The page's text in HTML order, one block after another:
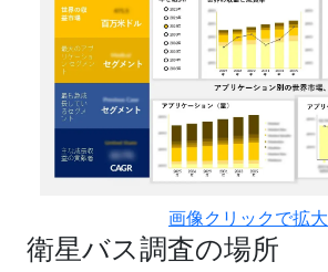
画像クリックで拡大
衛星バス調査の場所